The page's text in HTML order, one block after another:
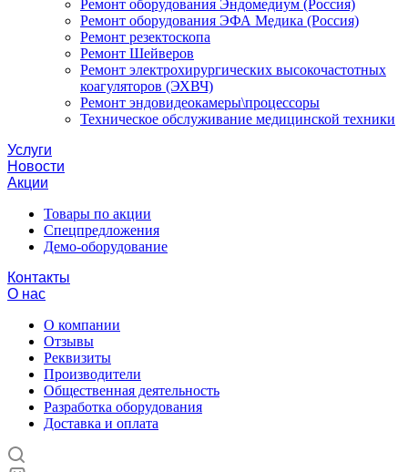
Ремонт оборудования Эндомедиум (Россия)
Ремонт оборудования ЭФА Медика (Россия)
Ремонт резектоскопа
Ремонт Шейверов
Ремонт электрохирургических высокочастотных
коагуляторов (ЭХВЧ)
Ремонт эндовидеокамеры\процессоры
Техническое обслуживание медицинской техники
Услуги
Новости
Акции
Товары по акции
Спецпредложения
Демо-оборудование
Контакты
О нас
О компании
Отзывы
Реквизиты
Производители
Общественная деятельность
Разработка оборудования
Доставка и оплата